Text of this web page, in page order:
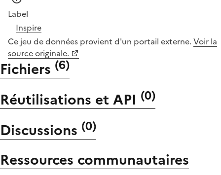
Label
Inspire
Ce jeu de données provient d'un portail externe. Voir la
source originale.
Fichiers (6)
Réutilisations et API (0)
Discussions (0)
Ressources communautaires